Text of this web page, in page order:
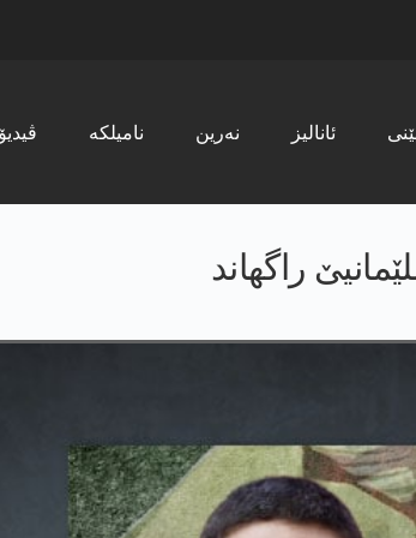
ڤیدیۆ نامیلکە نەرین ئانالیز
راگهاند